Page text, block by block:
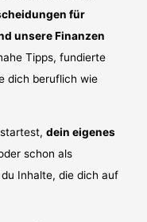
für
unsere Finanzen
Tipps, fundierte
dich beruflich wie
startest,dein eigenes
schon als
Inhalte, die dich auf